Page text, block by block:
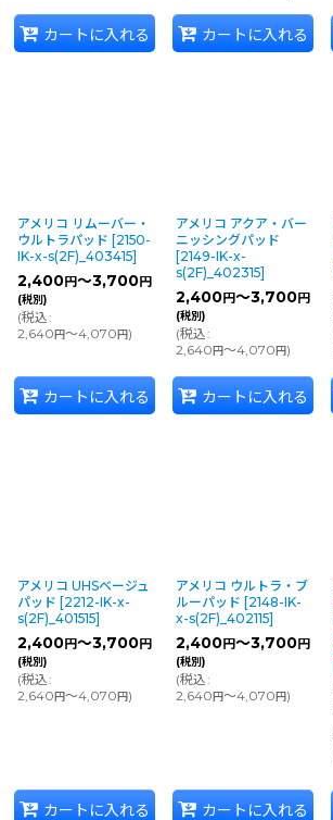
カートに入れる カートに入れる
アメリコ リムーバー・
ウルトラパッド [2150-
IK-x-s(2F)_403415]
2,400円～3,700円
(税別)
(税込:
2,640円～4,070円)
カートに入れる
アメリコ アクア・バー
ニッシングパッド
[2149-IK-x-
s(2F)_402315]
2,400円～3,700円
(税別)
(税込:
2,640円～4,070円)
カートに入れる
アメリコ UHSベージュ
パッド [2212-IK-x-
s(2F)_401515]
2,400円～3,700円
(税別)
(税込:
2,640円～4,070円)
カートに入れる
アメリコ ウルトラ・ブ
ルーパッド [2148-IK-
x-s(2F)_402115]
2,400円～3,700円
(税別)
(税込:
2,640円～4,070円)
カートに入れる